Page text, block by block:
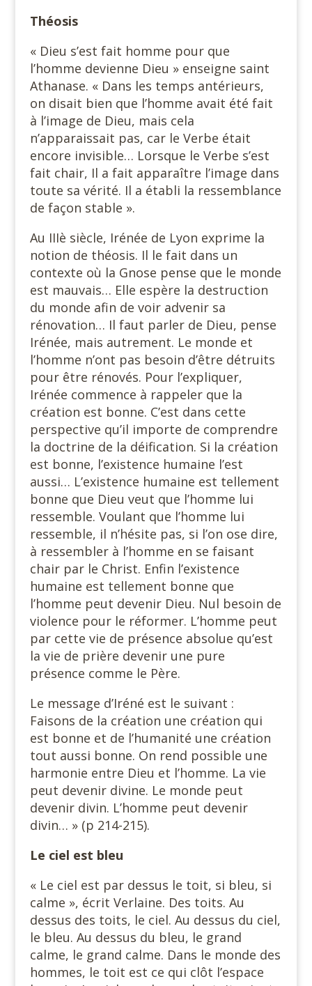
Théosis
« Dieu s’est fait homme pour que
l’homme devienne Dieu » enseigne saint
Athanase. « Dans les temps antérieurs,
on disait bien que l’homme avait été fait
à l’image de Dieu, mais cela
n’apparaissait pas, car le Verbe était
encore invisible… Lorsque le Verbe s’est
fait chair, Il a fait apparaître l’image dans
toute sa vérité. Il a établi la ressemblance
de façon stable ».
Au IIIè siècle, Irénée de Lyon exprime la
notion de théosis. Il le fait dans un
contexte où la Gnose pense que le monde
est mauvais… Elle espère la destruction
du monde afin de voir advenir sa
rénovation… Il faut parler de Dieu, pense
Irénée, mais autrement. Le monde et
l’homme n’ont pas besoin d’être détruits
pour être rénovés. Pour l’expliquer,
Irénée commence à rappeler que la
création est bonne. C’est dans cette
perspective qu’il importe de comprendre
la doctrine de la déification. Si la création
est bonne, l’existence humaine l’est
aussi… L’existence humaine est tellement
bonne que Dieu veut que l’homme lui
ressemble. Voulant que l’homme lui
ressemble, il n’hésite pas, si l’on ose dire,
à ressembler à l’homme en se faisant
chair par le Christ. Enfin l’existence
humaine est tellement bonne que
l’homme peut devenir Dieu. Nul besoin de
violence pour le réformer. L’homme peut
par cette vie de présence absolue qu’est
la vie de prière devenir une pure
présence comme le Père.
Le message d’Iréné est le suivant :
Faisons de la création une création qui
est bonne et de l’humanité une création
tout aussi bonne. On rend possible une
harmonie entre Dieu et l’homme. La vie
peut devenir divine. Le monde peut
devenir divin. L’homme peut devenir
divin… » (p 214-215).
Le ciel est bleu
« Le ciel est par dessus le toit, si bleu, si
calme », écrit Verlaine. Des toits. Au
dessus des toits, le ciel. Au dessus du ciel,
le bleu. Au dessus du bleu, le grand
calme, le grand calme. Dans le monde des
hommes, le toit est ce qui clôt l’espace